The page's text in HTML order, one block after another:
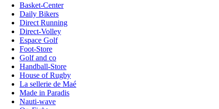
Basket-Center
Daily Bikers
Direct Running
Direct-Volley
Espace Golf
Foot-Store
Golf and co
Handball-Store
House of Rugby
La sellerie de Maé
Made in Paradis
Nauti-wave